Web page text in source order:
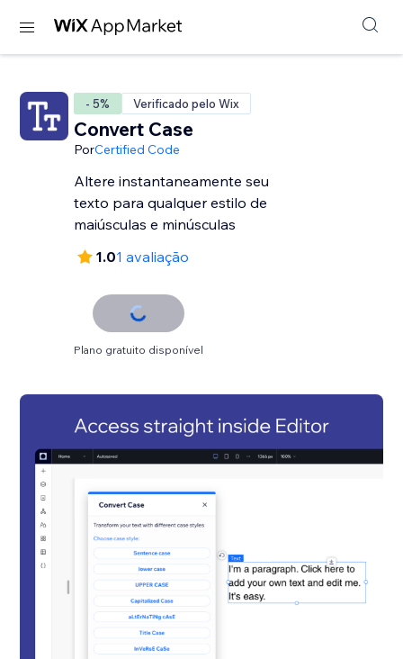
- 5% Verificado pelo Wix
Convert Case
PorCertified Code
Altere instantaneamente seu
texto para qualquer estilo de
maiúsculas e minúsculas
1.01 avaliação
Plano gratuito disponível